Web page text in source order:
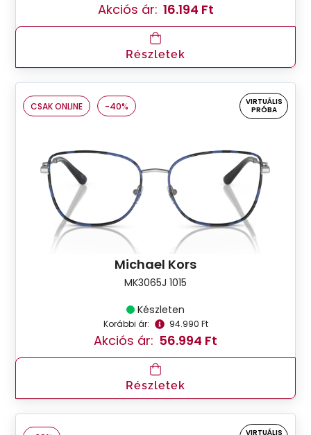
Akciós ár: 16.194 Ft
Részletek
CSAK ONLINE -40%
VIRTUÁLIS
PRÓBA
Michael Kors
MK3065J 1015
Készleten
Korábbi ár: 94.990 Ft
Akciós ár: 56.994 Ft
Részletek
VIRTUÁLIS